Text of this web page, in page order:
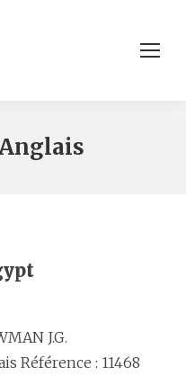
J.G.
Référence : 11468